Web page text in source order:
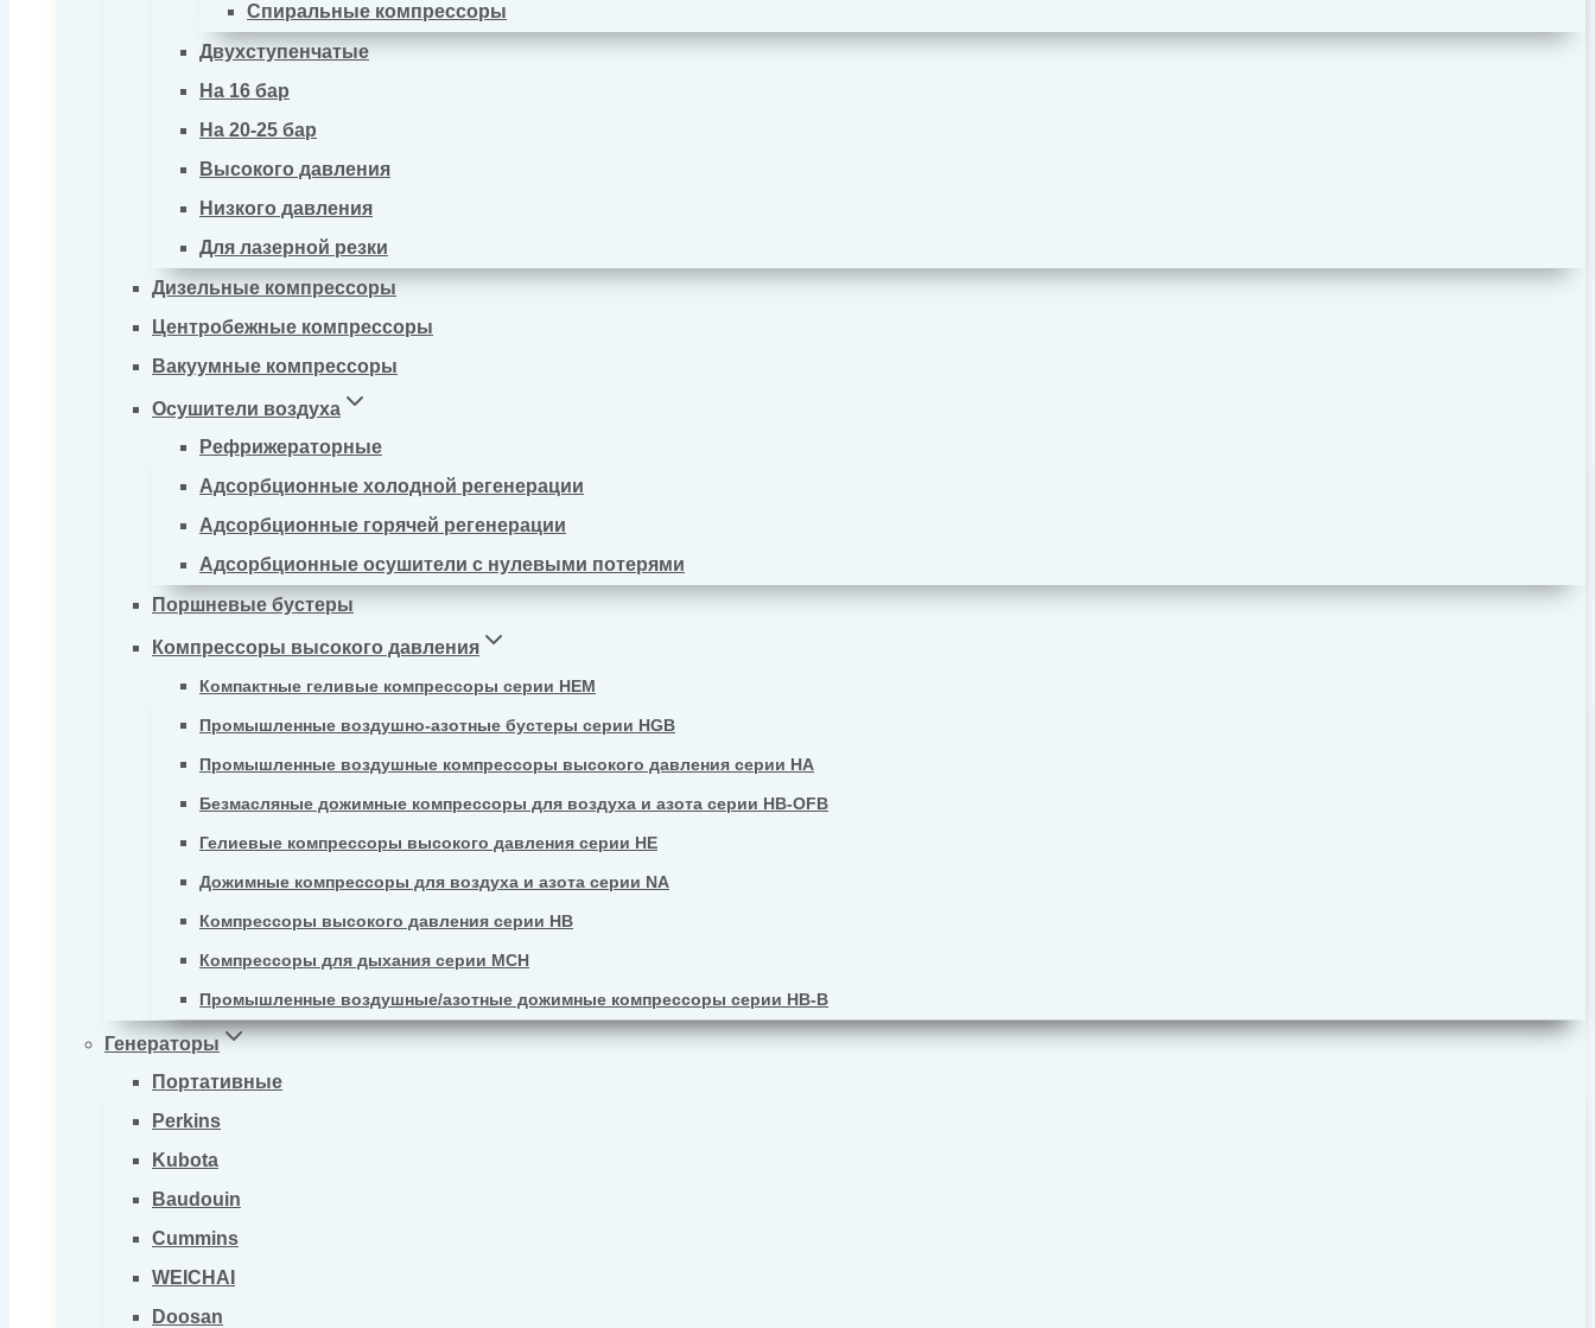
Спиральные компрессоры
Двухступенчатые
На 16 бар
На 20-25 бар
Высокого давления
Низкого давления
Для лазерной резки
Дизельные компрессоры
Центробежные компрессоры
Вакуумные компрессоры
Осушители воздуха
Рефрижераторные
Адсорбционные холодной регенерации
Адсорбционные горячей регенерации
Адсорбционные осушители с нулевыми потерями
Поршневые бустеры
Компрессоры высокого давления
Компактные геливые компрессоры серии HEM
Промышленные воздушно-азотные бустеры серии HGB
Промышленные воздушные компрессоры высокого давления серии HA
Безмасляные дожимные компрессоры для воздуха и азота серии HB-OFB
Гелиевые компрессоры высокого давления серии HE
Дожимные компрессоры для воздуха и азота серии NA
Компрессоры высокого давления серии HB
Компрессоры для дыхания серии MCH
Промышленные воздушные/азотные дожимные компрессоры серии HB-B
Генераторы
Портативные
Perkins
Kubota
Baudouin
Cummins
WEICHAI
Doosan